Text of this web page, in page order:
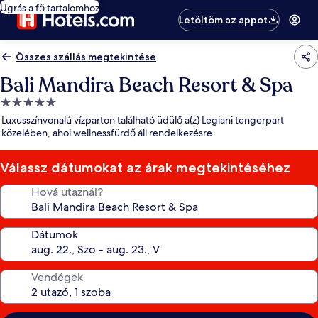
Ugrás a fő tartalomhoz
Letöltöm az appot
Összes szállás megtekintése
Bali Mandira Beach Resort & Spa
5.0
csillagos
szálláshely
Luxusszínvonalú vízparton található üdülő a(z) Legiani tengerpart
közelében, ahol wellnessfürdő áll rendelkezésre
Válassz dátumokat az árak megtekintéséhez
Hová utaznál?
Dátumok
Vendégek